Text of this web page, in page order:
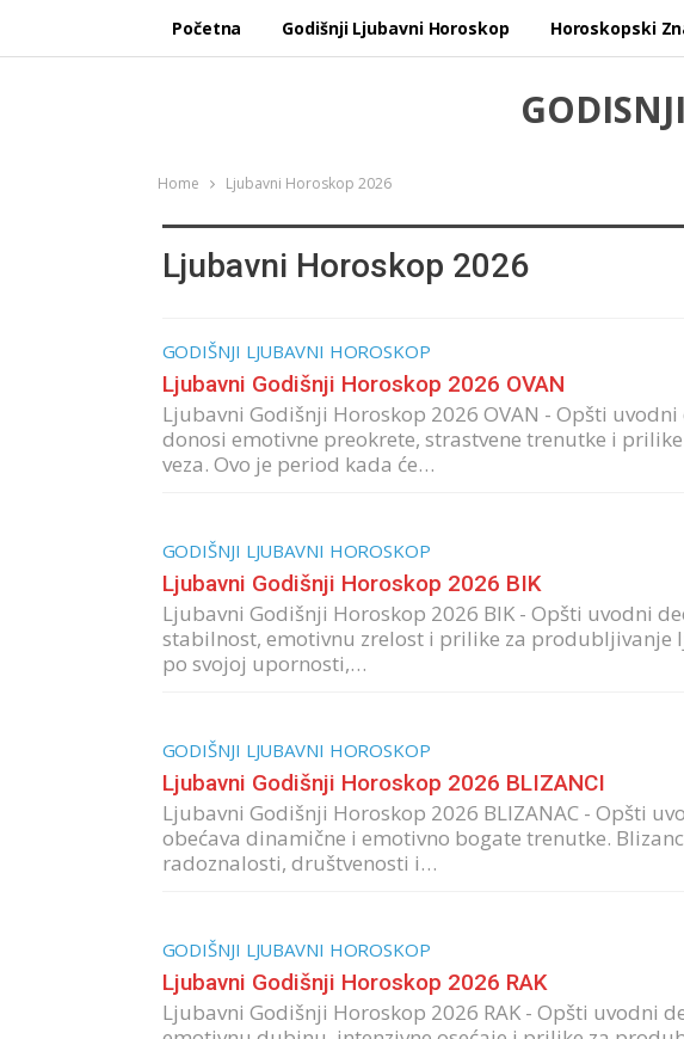
Početna Godišnji Ljubavni Horoskop Horoskopski
Home Ljubavni Horoskop 2026
Ljubavni Horoskop 2026
GODIŠNJI LJUBAVNI HOROSKOP
Ljubavni Godišnji Horoskop 2026 OVAN
Ljubavni Godišnji Horoskop 2026 OVAN - Opšti
donosi emotivne preokrete, strastvene trenutke i
veza. Ovo je period kada će…
GODIŠNJI LJUBAVNI HOROSKOP
Ljubavni Godišnji Horoskop 2026 BIK
Ljubavni Godišnji Horoskop 2026 BIK - Opšti uvodni
stabilnost, emotivnu zrelost i prilike za produbljivanje
po svojoj upornosti,…
GODIŠNJI LJUBAVNI HOROSKOP
Ljubavni Godišnji Horoskop 2026 BLIZANCI
Ljubavni Godišnji Horoskop 2026 BLIZANAC - Opšti
obećava dinamične i emotivno bogate trenutke.
radoznalosti, društvenosti i…
GODIŠNJI LJUBAVNI HOROSKOP
Ljubavni Godišnji Horoskop 2026 RAK
Ljubavni Godišnji Horoskop 2026 RAK - Opšti uvodni